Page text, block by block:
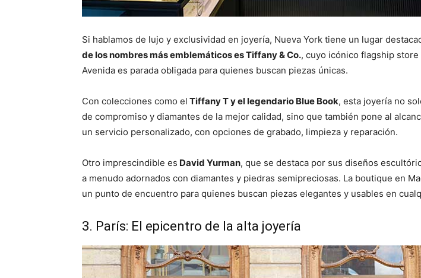
Si hablamos de lujo y exclusividad en joyería, Nueva York tiene un lugar
de los nombres más emblemáticos es Tiffany & Co., cuyo icónico flagship store
Avenida es parada obligada para quienes buscan piezas únicas.
Con colecciones como el Tiffany T y el legendario Blue Book, esta joyería no
de compromiso y diamantes de la mejor calidad, sino que también pone al
un servicio personalizado, con opciones de grabado, limpieza y reparación​.
Otro imprescindible es David Yurman, que se destaca por sus diseños
a menudo adornados con diamantes y piedras semipreciosas. La boutique en
un punto de encuentro para quienes buscan piezas elegantes y usables en
3. París: El epicentro de la alta joyería